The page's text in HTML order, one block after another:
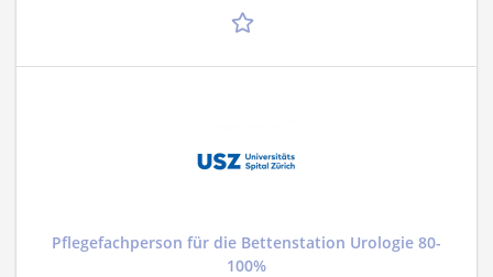
Pflegefachperson für die Bettenstation Urologie 80-
100%